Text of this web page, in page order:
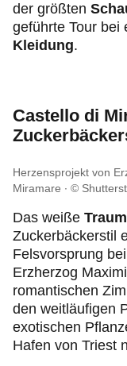
der größten
geführte Tour bei
Kleidung.
Castello di
Herzensprojekt von
Miramare
©
Das weiße
Zuckerbäckerstil
Felsvorsprung
Erzherzog
romantischen
den weitläufigen
exotischen
Hafen von Triest